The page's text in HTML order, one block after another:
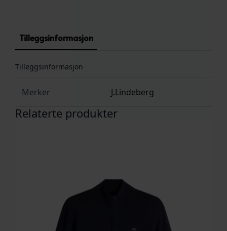
Tilleggsinformasjon
Tilleggsinformasjon
Merker J.Lindeberg
Relaterte produkter